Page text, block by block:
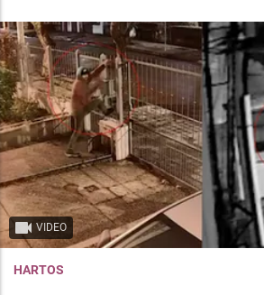
VIDEO
HARTOS